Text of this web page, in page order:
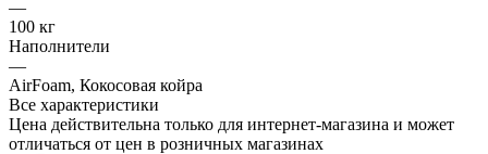
—
100 кг
Наполнители
—
AirFoam, Кокосовая койра
Все характеристики
Цена действительна только для интернет-магазина и может
отличаться от цен в розничных магазинах